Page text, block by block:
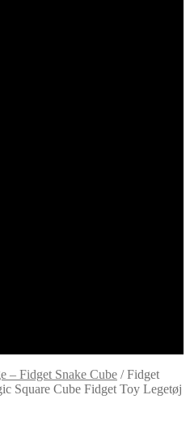
– Fidget Snake Cube /Fidget
Square Cube Fidget Toy Legetøj